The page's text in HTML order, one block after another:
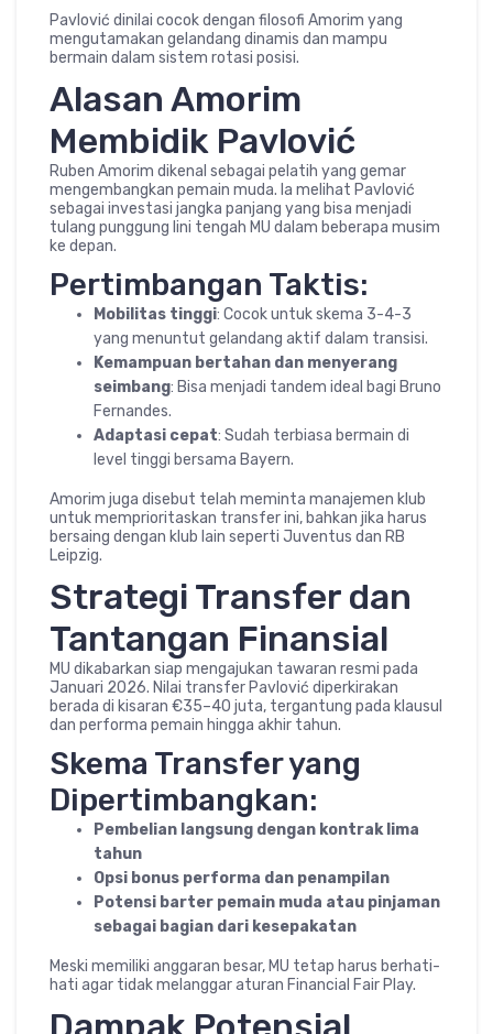
Pavlović dinilai cocok dengan filosofi Amorim yang
mengutamakan gelandang dinamis dan mampu
bermain dalam sistem rotasi posisi.
Alasan Amorim
Membidik Pavlović
Ruben Amorim dikenal sebagai pelatih yang gemar
mengembangkan pemain muda. Ia melihat Pavlović
sebagai investasi jangka panjang yang bisa menjadi
tulang punggung lini tengah MU dalam beberapa musim
ke depan.
Pertimbangan Taktis:
Mobilitas tinggi: Cocok untuk skema 3-4-3
yang menuntut gelandang aktif dalam transisi.
Kemampuan bertahan dan menyerang
seimbang: Bisa menjadi tandem ideal bagi Bruno
Fernandes.
Adaptasi cepat: Sudah terbiasa bermain di
level tinggi bersama Bayern.
Amorim juga disebut telah meminta manajemen klub
untuk memprioritaskan transfer ini, bahkan jika harus
bersaing dengan klub lain seperti Juventus dan RB
Leipzig.
Strategi Transfer dan
Tantangan Finansial
MU dikabarkan siap mengajukan tawaran resmi pada
Januari 2026. Nilai transfer Pavlović diperkirakan
berada di kisaran €35–40 juta, tergantung pada klausul
dan performa pemain hingga akhir tahun.
Skema Transfer yang
Dipertimbangkan:
Pembelian langsung dengan kontrak lima
tahun
Opsi bonus performa dan penampilan
Potensi barter pemain muda atau pinjaman
sebagai bagian dari kesepakatan
Meski memiliki anggaran besar, MU tetap harus berhati-
hati agar tidak melanggar aturan Financial Fair Play.